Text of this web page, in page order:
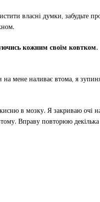
власні думки, забудьте
кожним своїм ковтком.
мене наливає втома, я
кисню в мозку. Я закриваю очі
Вправу повторюю декілька